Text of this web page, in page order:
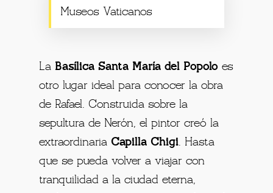
Museos Vaticanos
La Basílica Santa María del Popoloes
otro lugar ideal para conocer la obra
de Rafael. Construida sobre la
sepultura de Nerón, el pintor creó la
extraordinariaCapilla Chigi. Hasta
que se pueda volver a viajar con
tranquilidad a la ciudad eterna,